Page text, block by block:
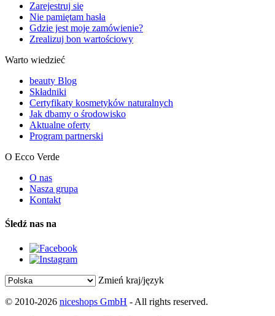
Zarejestruj się
Nie pamiętam hasła
Gdzie jest moje zamówienie?
Zrealizuj bon wartościowy
Warto wiedzieć
beauty Blog
Składniki
Certyfikaty kosmetyków naturalnych
Jak dbamy o środowisko
Aktualne oferty
Program partnerski
O Ecco Verde
O nas
Nasza grupa
Kontakt
Śledź nas na
Zmień kraj/język
© 2010-2026 niceshops GmbH - All rights reserved.